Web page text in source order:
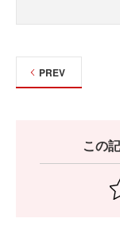
PREV
この